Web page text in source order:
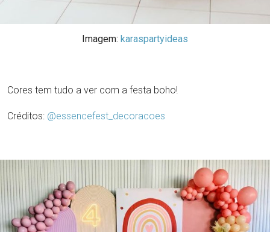
Imagem: karaspartyideas
Cores tem tudo a ver com a festa boho!
Créditos: @essencefest_decoracoes